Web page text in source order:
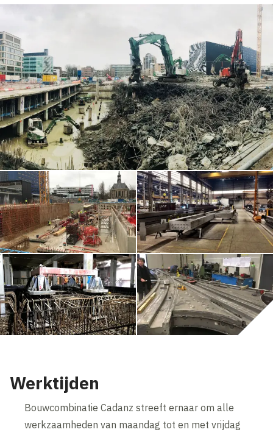
Werktijden
Bouwcombinatie Cadanz streeft ernaar om alle
werkzaamheden van maandag tot en met vrijdag